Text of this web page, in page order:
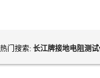
热门搜索: 长江牌接地电阻测